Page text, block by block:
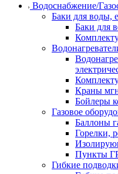
Водоснабжение/
Баки для воды,
Баки для
Краны
Бойлеры
Газовое
Баллоны
Горелки,
Пункты
Гибкие